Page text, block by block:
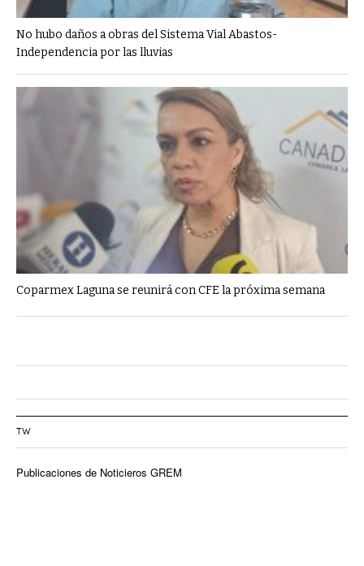
No hubo daños a obras del Sistema Vial Abastos-
Independencia por las lluvias
Coparmex Laguna se reunirá con CFE la próxima semana
TW
Publicaciones de Noticieros GREM